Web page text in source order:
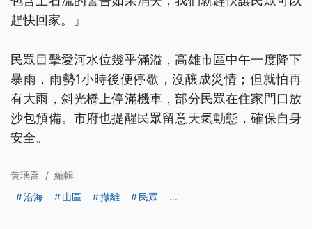
趕快回家。」
民眾目擊愛河水位幾乎滿溢，高雄市區中午一度降下
暴雨，雨勢1小時後便停歇，沒釀成災情；但就怕再
有大雨，斜光橋上停滿機車，部分民眾在住家門口放
沙包預備。市府也提醒民眾留意天氣動態，確保自身
安全。
黃瑀喬 / 編輯
沿海
山區 撤離 民眾 ...